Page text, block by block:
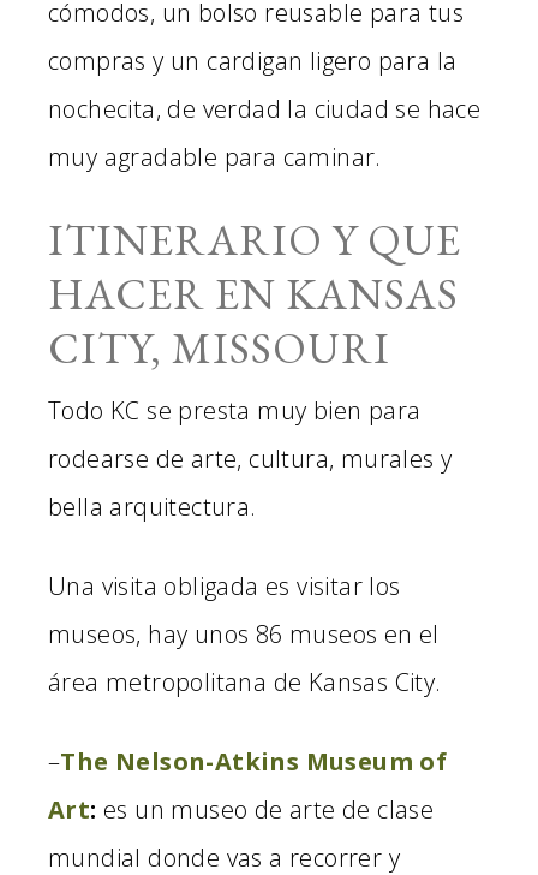
cómodos, un bolso reusable para tus
compras y un cardigan ligero para la
nochecita, de verdad la ciudad se hace
muy agradable para caminar.
ITINERARIO Y QUE
HACER EN KANSAS
CITY, MISSOURI
Todo KC se presta muy bien para
rodearse de arte, cultura, murales y
bella arquitectura.
Una visita obligada es visitar los
museos, hay unos 86 museos en el
área metropolitana de Kansas City.
–The Nelson-Atkins Museum of
Art: es un museo de arte de clase
mundial donde vas a recorrer y